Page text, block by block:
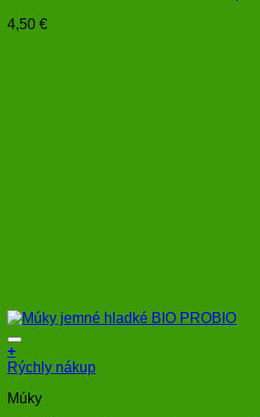
4,50 €
+
Rýchly nákup
Múky